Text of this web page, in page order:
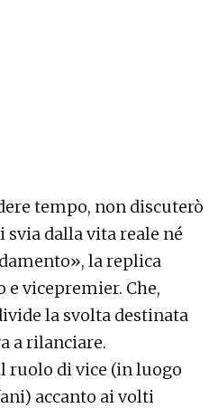
tempo, non discuterò
dalla vita reale né
la replica
vicepremier. Che,
la svolta destinata
a rilanciare.
ruolo di vice (in luogo
accanto ai volti